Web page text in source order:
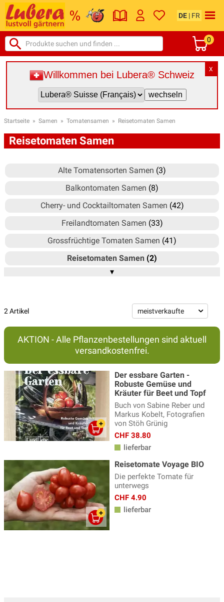
DE | FR
0
X
Willkommen bei Lubera® Schweiz
Startseite » Samen » Tomatensamen » Reisetomaten Samen
Reisetomaten Samen
Alte Tomatensorten Samen (3)
Balkontomaten Samen (8)
Cherry- und Cocktailtomaten Samen (42)
Freilandtomaten Samen (33)
Grossfrüchtige Tomaten Samen (41)
Reisetomaten Samen (2)
Schwarze Tomaten Samen
Wildtomaten Samen(6)
▾
2 Artikel
AKTION - Alle Pflanzenbestellungen sind aktuell
versandkostenfrei.
Der essbare Garten -
Robuste Gemüse und
Kräuter für Beet und Topf
Buch von Sabine Reber und
Markus Kobelt, Fotografien
von Stöh Grünig
CHF 38.80
lieferbar
Reisetomate Voyage BIO
Die perfekte Tomate für
unterwegs
CHF 4.90
lieferbar